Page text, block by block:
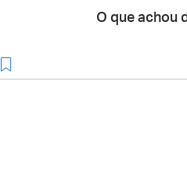
O que achou